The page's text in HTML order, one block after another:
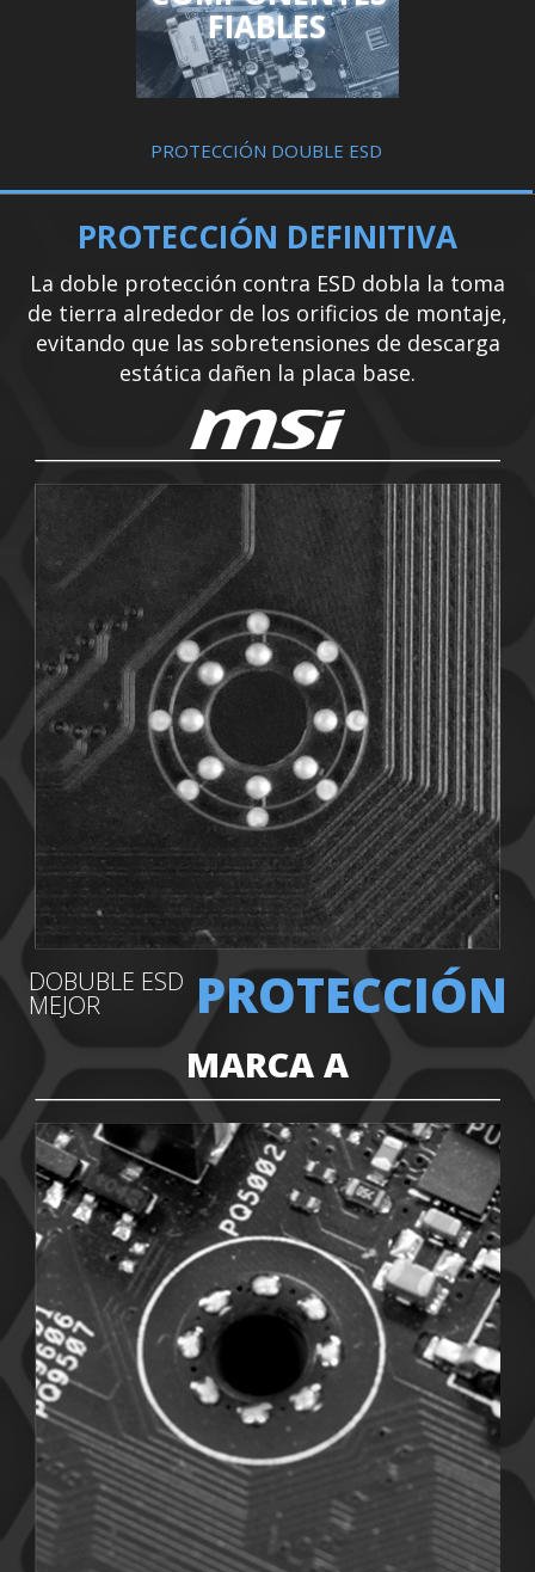
FIABLES
PROTECCIÓN DOUBLE ESD
PROTECCIÓN DEFINITIVA
La doble protección contra ESD dobla la toma
de tierra alrededor de los orificios de montaje,
evitando que las sobretensiones de descarga
estática dañen la placa base.
DOBUBLE ESD
MEJOR PROTECCIÓN
MARCA A